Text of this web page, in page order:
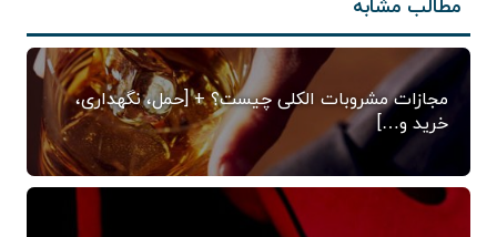
مطالب مشابه
مجازات مشروبات الکلی چیست؟ + [حمل، نگهداری،
خرید و…]